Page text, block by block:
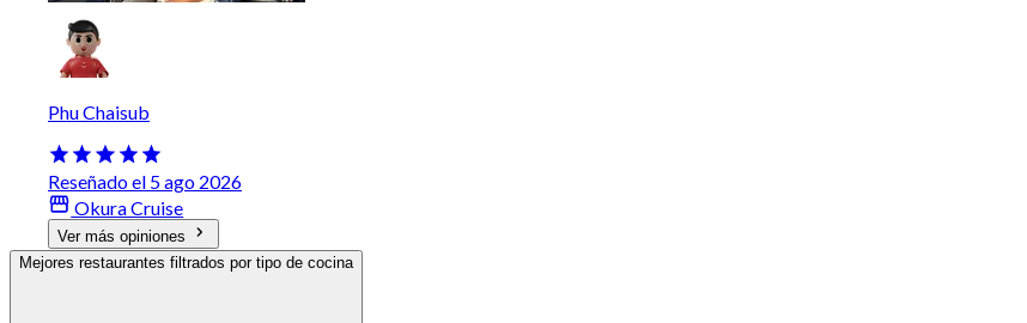
Phu Chaisub
Reseñado el 5 ago 2026
Okura Cruise
Ver más opiniones
Mejores restaurantes filtrados por tipo de cocina